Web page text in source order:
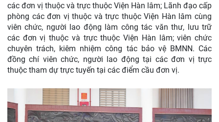
các đơn vị thuộc và trực thuộc Viện Hàn lâm; Lãnh đạo cấp
phòng các đơn vị thuộc và trực thuộc Viện Hàn lâm cùng
viên chức, người lao động làm công tác văn thư, lưu trữ
các đơn vị thuộc và trực thuộc Viện Hàn lâm; viên chức
chuyên trách, kiêm nhiệm công tác bảo vệ BMNN. Các
đồng chí viên chức, người lao động tại các đơn vị trực
thuộc tham dự trực tuyến tại các điểm cầu đơn vị.